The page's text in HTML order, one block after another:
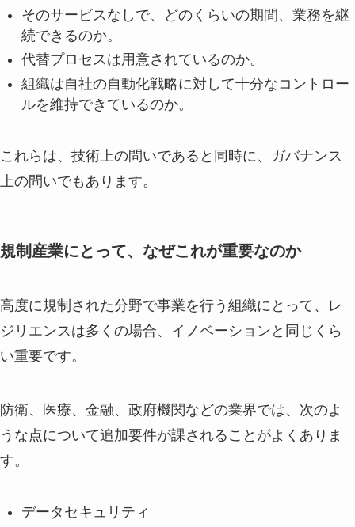
そのサービスなしで、どのくらいの期間、業務を継
続できるのか。
代替プロセスは用意されているのか。
組織は自社の自動化戦略に対して十分なコントロー
ルを維持できているのか。
これらは、技術上の問いであると同時に、ガバナンス
上の問いでもあります。
規制産業にとって、なぜこれが重要なのか
高度に規制された分野で事業を行う組織にとって、レ
ジリエンスは多くの場合、イノベーションと同じくら
い重要です。
防衛、医療、金融、政府機関などの業界では、次のよ
うな点について追加要件が課されることがよくありま
す。
データセキュリティ